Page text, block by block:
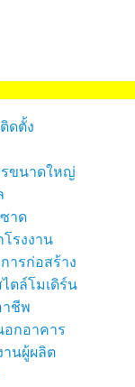
ดตั้ง
รขนาดใหญ่
าด
รงงาน
ารก่อสร้าง
ตล์โมเดิร์น
าชีพ
อกอาคาร
านผู้ผลิต